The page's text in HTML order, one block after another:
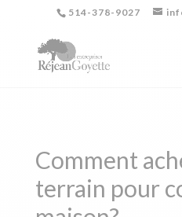
514-378-9027
Comment
terrain pour